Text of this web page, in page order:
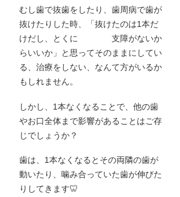
むし歯で抜歯をしたり、歯周病で歯が
抜けたりした時、「抜けたのは1本だ
けだし、とくに 支障がないか
らいいか」と思ってそのままにしてい
る、治療をしない、なんて方がいるか
もしれません。
しかし、1本なくなることで、他の歯
やお口全体まで影響があることはご存
じでしょうか？
歯は、1本なくなるとその両隣の歯が
動いたり、噛み合っていた歯が伸びた
りしてきます🦷